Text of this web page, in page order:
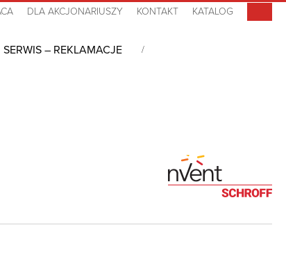
DLA AKCJONARIUSZY KONTAKT KATALOG
SERWIS – REKLAMACJE